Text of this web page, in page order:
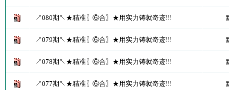
↗080期↖★精准〖⑥合〗★用实力铸就奇迹!!!
↗079期↖★精准〖⑥合〗★用实力铸就奇迹!!!
↗078期↖★精准〖⑥合〗★用实力铸就奇迹!!!
↗077期↖★精准〖⑥合〗★用实力铸就奇迹!!!